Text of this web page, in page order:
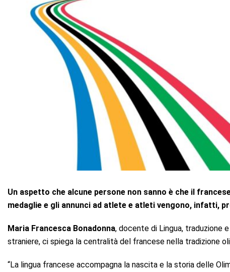
Un aspetto che alcune persone non sanno è che il
medaglie e gli annunci ad atlete e atleti vengono, infatti,
Maria Francesca Bonadonna, docente di Lingua, traduzione
straniere, ci spiega la centralità del francese nella tradizione
“La lingua francese accompagna la nascita e la storia delle